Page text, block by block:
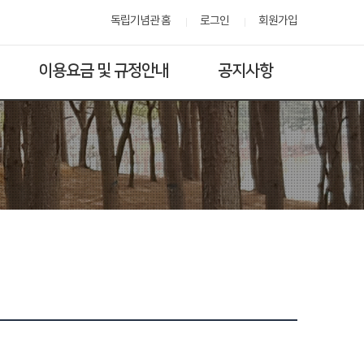
독립기념관 홈 로그인 회원가입
이용요금 및 규정안내 공지사항